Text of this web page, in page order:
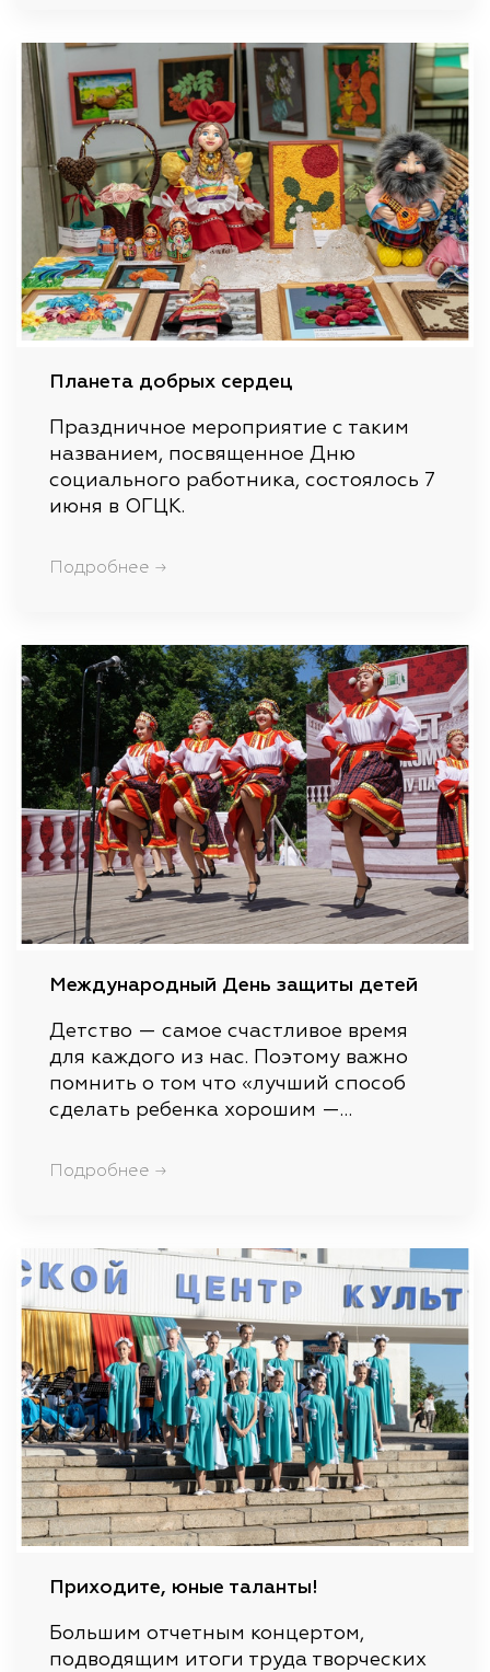
Планета добрых сердец
Праздничное мероприятие с таким
названием, посвященное Дню
социального работника, состоялось 7
июня в ОГЦК.
Подробнее →
Международный День защиты детей
Детство — самое счастливое время
для каждого из нас. Поэтому важно
помнить о том что «лучший способ
сделать ребенка хорошим —…
Подробнее →
Приходите, юные таланты!
Большим отчетным концертом,
подводящим итоги труда творческих